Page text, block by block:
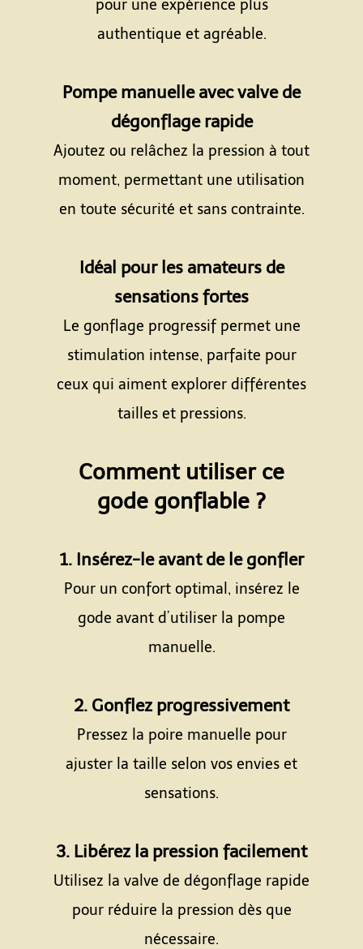
pour une expérience plus
authentique et agréable.
Pompe manuelle avec valve de
dégonflage rapide
Ajoutez ou relâchez la pression à tout
moment, permettant une utilisation
en toute sécurité et sans contrainte.
Idéal pour les amateurs de
sensations fortes
Le gonflage progressif permet une
stimulation intense, parfaite pour
ceux qui aiment explorer différentes
tailles et pressions.
Comment utiliser ce
gode gonflable ?
1. Insérez-le avant de le gonfler
Pour un confort optimal, insérez le
gode avant d’utiliser la pompe
manuelle.
2. Gonflez progressivement
Pressez la poire manuelle pour
ajuster la taille selon vos envies et
sensations.
3. Libérez la pression facilement
Utilisez la valve de dégonflage rapide
pour réduire la pression dès que
nécessaire.